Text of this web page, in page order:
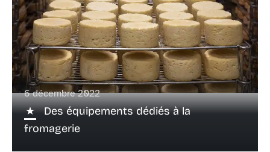
6 décembre 2022
Des équipements dédiés à la
fromagerie